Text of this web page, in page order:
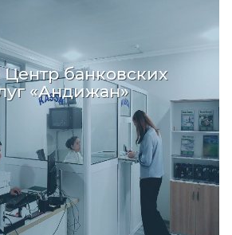
банковских
«Андижан»